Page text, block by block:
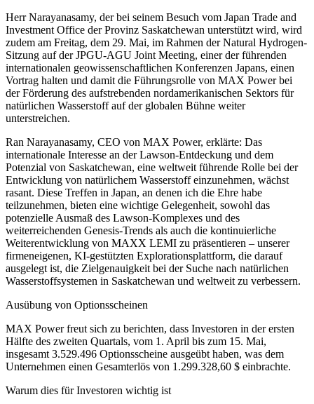
Herr Narayanasamy, der bei seinem Besuch vom Japan Trade and
Investment Office der Provinz Saskatchewan unterstützt wird, wird
zudem am Freitag, dem 29. Mai, im Rahmen der Natural Hydrogen-
Sitzung auf der JPGU-AGU Joint Meeting, einer der führenden
internationalen geowissenschaftlichen Konferenzen Japans, einen
Vortrag halten und damit die Führungsrolle von MAX Power bei
der Förderung des aufstrebenden nordamerikanischen Sektors für
natürlichen Wasserstoff auf der globalen Bühne weiter
unterstreichen.
Ran Narayanasamy, CEO von MAX Power, erklärte: Das
internationale Interesse an der Lawson-Entdeckung und dem
Potenzial von Saskatchewan, eine weltweit führende Rolle bei der
Entwicklung von natürlichem Wasserstoff einzunehmen, wächst
rasant. Diese Treffen in Japan, an denen ich die Ehre habe
teilzunehmen, bieten eine wichtige Gelegenheit, sowohl das
potenzielle Ausmaß des Lawson-Komplexes und des
weiterreichenden Genesis-Trends als auch die kontinuierliche
Weiterentwicklung von MAXX LEMI zu präsentieren – unserer
firmeneigenen, KI-gestützten Explorationsplattform, die darauf
ausgelegt ist, die Zielgenauigkeit bei der Suche nach natürlichen
Wasserstoffsystemen in Saskatchewan und weltweit zu verbessern.
Ausübung von Optionsscheinen
MAX Power freut sich zu berichten, dass Investoren in der ersten
Hälfte des zweiten Quartals, vom 1. April bis zum 15. Mai,
insgesamt 3.529.496 Optionsscheine ausgeübt haben, was dem
Unternehmen einen Gesamterlös von 1.299.328,60 $ einbrachte.
Warum dies für Investoren wichtig ist